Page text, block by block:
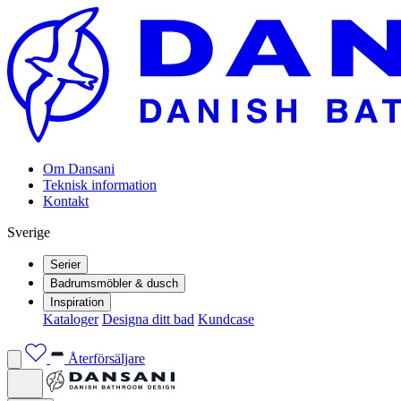
Om Dansani
Teknisk information
Kontakt
Sverige
Serier
Badrumsmöbler & dusch
Inspiration
Kataloger Designa ditt bad Kundcase
Återförsäljare